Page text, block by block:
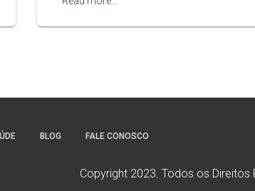
BLOG FALE CONOSCO
Copyright 2023. Todos os Direitos